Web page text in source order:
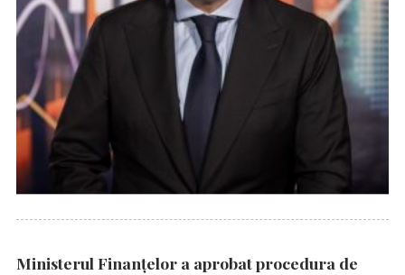
Ministerul Finanțelor a aprobat procedura de